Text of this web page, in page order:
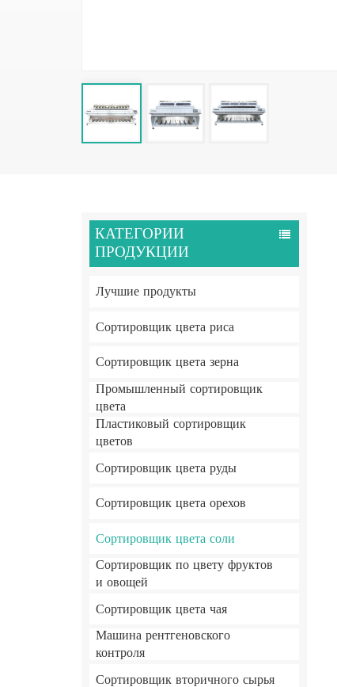
КАТЕГОРИИ
ПРОДУКЦИИ
Лучшие продукты
Сортировщик цвета риса
Сортировщик цвета зерна
Промышленный сортировщик
цвета
Пластиковый сортировщик
цветов
Сортировщик цвета руды
Сортировщик цвета орехов
Сортировщик цвета соли
Сортировщик по цвету фруктов
и овощей
Сортировщик цвета чая
Машина рентгеновского
контроля
Сортировщик вторичного сырья